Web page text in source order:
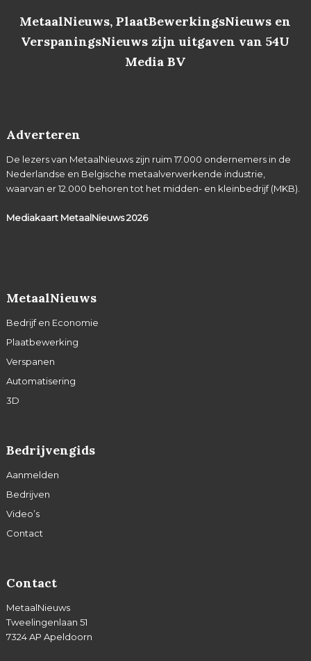
MetaalNieuws, PlaatBewerkingsNieuws en
VerspaningsNieuws zijn uitgaven van 54U
Media BV
Adverteren
De lezers van MetaalNieuws zijn ruim 17.000 ondernemers in de
Nederlandse en Belgische metaalverwerkende industrie,
waarvan er 12.000 behoren tot het midden- en kleinbedrijf (MKB).
Mediakaart MetaalNieuws2026
MetaalNieuws
Bedrijf en Economie
Plaatbewerking
Verspanen
Automatisering
3D
Bedrijvengids
Aanmelden
Bedrijven
Video’s
Contact
Contact
MetaalNieuws
Tweelingenlaan 51
7324 AP Apeldoorn